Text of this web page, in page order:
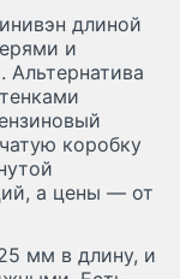
длиной
и
коробку
а цены — от
мм в длину, и